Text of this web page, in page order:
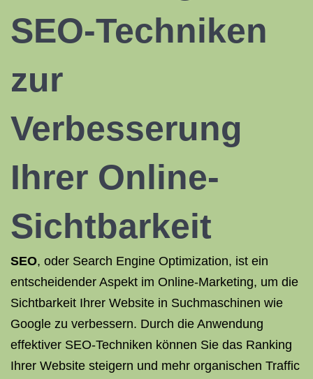
SEO-Techniken
zur
Verbesserung
Ihrer Online-
Sichtbarkeit
SEO, oder Search Engine Optimization, ist ein
entscheidender Aspekt im Online-Marketing, um die
Sichtbarkeit Ihrer Website in Suchmaschinen wie
Google zu verbessern. Durch die Anwendung
effektiver SEO-Techniken können Sie das Ranking
Ihrer Website steigern und mehr organischen Traffic